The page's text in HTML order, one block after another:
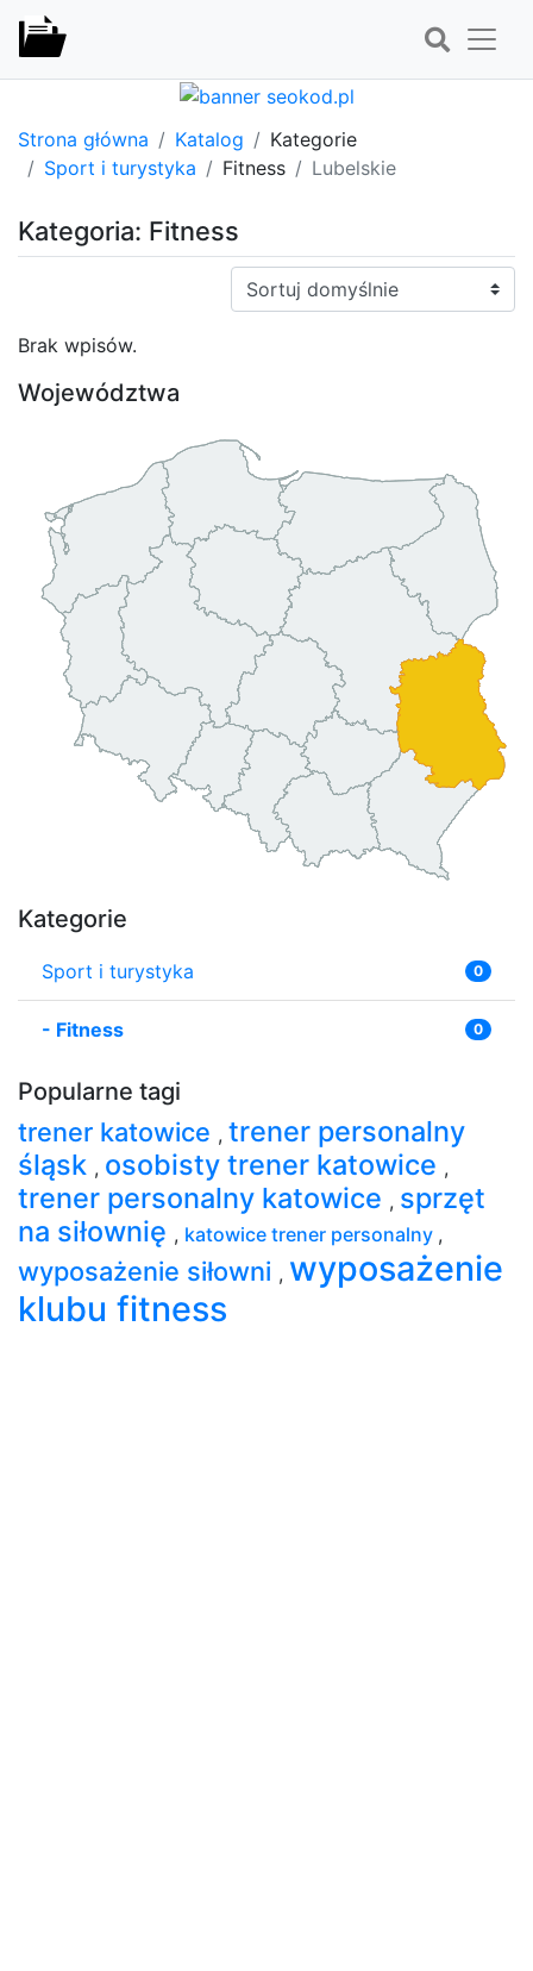
Strona główna Katalog
Kategorie
Sport i turystyka
Fitness Lubelskie
Kategoria: Fitness
Sortuj:
Brak wpisów.
Województwa
Kategorie
Sport i turystyka 0
- Fitness 0
Popularne tagi
trener katowice , trener personalny
śląsk , osobisty trener katowice ,
trener personalny katowice , sprzęt
na siłownię , katowice trener personalny ,
wyposażenie siłowni , wyposażenie
klubu fitness